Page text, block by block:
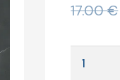
17.00€
de